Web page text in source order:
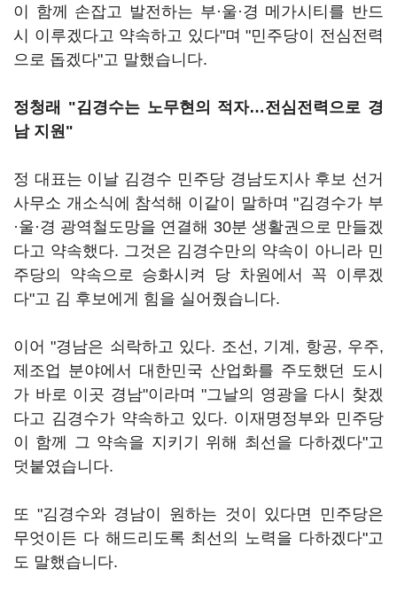
이 함께 손잡고 발전하는 부·울·경 메가시티를 반드
시 이루겠다고 약속하고 있다"며 "민주당이 전심전력
으로 돕겠다"고 말했습니다.
정청래 "김경수는 노무현의 적자…전심전력으로 경
남 지원"
정 대표는 이날 김경수 민주당 경남도지사 후보 선거
사무소 개소식에 참석해 이같이 말하며 "김경수가 부
·울·경 광역철도망을 연결해 30분 생활권으로 만들겠
다고 약속했다. 그것은 김경수만의 약속이 아니라 민
주당의 약속으로 승화시켜 당 차원에서 꼭 이루겠
다"고 김 후보에게 힘을 실어줬습니다.
이어 "경남은 쇠락하고 있다. 조선, 기계, 항공, 우주,
제조업 분야에서 대한민국 산업화를 주도했던 도시
가 바로 이곳 경남"이라며 "그날의 영광을 다시 찾겠
다고 김경수가 약속하고 있다. 이재명정부와 민주당
이 함께 그 약속을 지키기 위해 최선을 다하겠다"고
덧붙였습니다.
또 "김경수와 경남이 원하는 것이 있다면 민주당은
무엇이든 다 해드리도록 최선의 노력을 다하겠다"고
도 말했습니다.